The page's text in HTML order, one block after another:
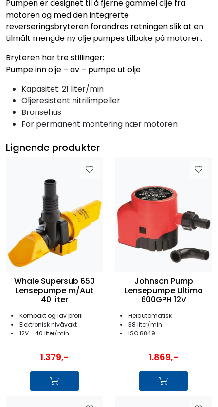
Pumpen er designet til å fjerne gammel olje fra
motoren og med den integrerte
reverseringsbryteren forandres retningen slik at en
tilmålt mengde ny olje pumpes tilbake på motoren.
Bryteren har tre stillinger:
Pumpe inn olje – av – pumpe ut olje
Kapasitet: 21 liter/min
Oljeresistent nitrilimpeller
Bronsehus
For permanent montering nær motoren
Lignende produkter
Whale Supersub 650
Lensepumpe m/Aut
40 liter
Kompakt og lav profil
Elektronisk nivåvakt
12V - 40 liter/min
1.379,-
Johnson Pump
Lensepumpe Ultima
600GPH 12V
Helautomatisk
38 liter/min
ISO 8849
1.869,-